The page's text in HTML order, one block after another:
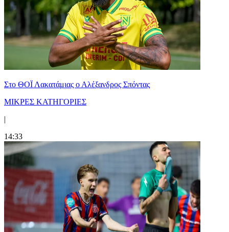
Στο ΘΟΪ Λακατάμιας ο Αλέξανδρος Σπόντας
ΜΙΚΡΕΣ ΚΑΤΗΓΟΡΙΕΣ
|
14:33